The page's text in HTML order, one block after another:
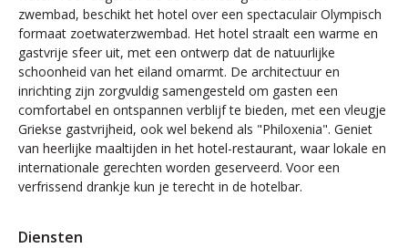
zwembad, beschikt het hotel over een spectaculair Olympisch
formaat zoetwaterzwembad. Het hotel straalt een warme en
gastvrije sfeer uit, met een ontwerp dat de natuurlijke
schoonheid van het eiland omarmt. De architectuur en
inrichting zijn zorgvuldig samengesteld om gasten een
comfortabel en ontspannen verblijf te bieden, met een vleugje
Griekse gastvrijheid, ook wel bekend als "Philoxenia". Geniet
van heerlijke maaltijden in het hotel-restaurant, waar lokale en
internationale gerechten worden geserveerd. Voor een
verfrissend drankje kun je terecht in de hotelbar.
Diensten